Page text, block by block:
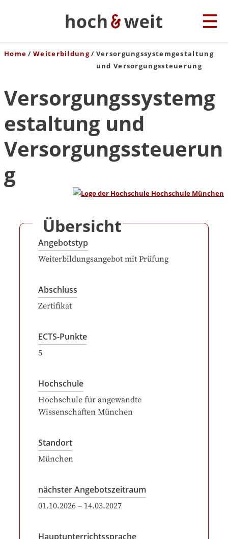
Home Weiterbildung
Versorgungssystemgestaltung
und Versorgungssteuerung
Versorgungssystemg
estaltung und
Versorgungssteuerun
g
Übersicht
Angebotstyp
Weiterbildungsangebot mit Prüfung
Abschluss
Zertifikat
ECTS-Punkte
5
Hochschule
Hochschule für angewandte
Wissenschaften München
Standort
München
nächster Angebotszeitraum
01.10.2026 – 14.03.2027
Hauptunterrichtssprache